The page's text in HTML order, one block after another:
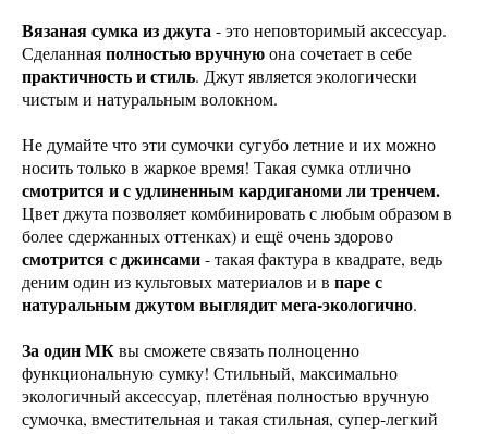
Вязаная сумка из джута- это неповторимый аксессуар.
Сделаннаяполностью вручнуюона сочетает в себе
практичность и стиль. Джут является экологически
чистым и натуральным волокном.
Не думайте что эти сумочки сугубо летние и их можно
носить только в жаркое время! Такая сумка отлично
смотрится и с удлиненным кардиганоми ли тренчем.
Цвет джута позволяет комбинировать с любым образом в
более сдержанных оттенках) и ещё очень здорово
смотрится с джинсами- такая фактура в квадрате, ведь
деним один из культовых материалов и в паре с
натуральным джутом выглядит мега-экологично.
За один МКвы сможете связать полноценно
функциональную сумку! Стильный, максимально
экологичный аксессуар, плетёная полностью вручную
сумочка, вместительная и такая стильная, супер-легкий